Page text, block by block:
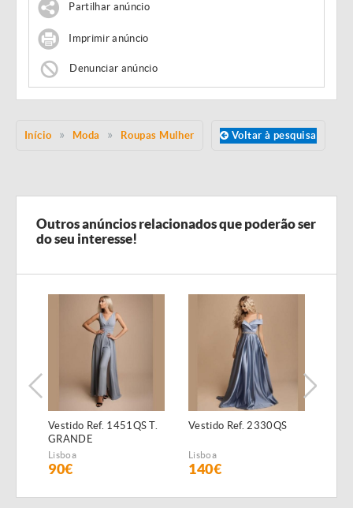
Partilhar anúncio
Imprimir anúncio
Denunciar anúncio
Início Moda Roupas Mulher Voltar à pesquisa
Outros anúncios relacionados que poderão ser
do seu interesse!
Vestido Ref. 1451QS T.
GRANDE
Lisboa
90€
Vestido Ref. 2330QS
Lisboa
140€